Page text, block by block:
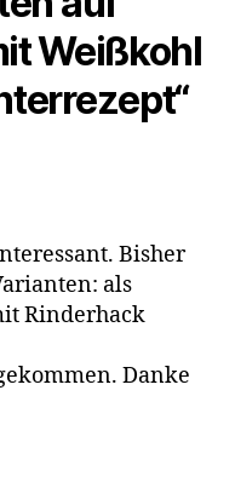
Weißkohl
Bisher
als
Rinderhack
Danke